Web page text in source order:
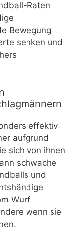
Raten
Bewegung
senken und
effektiv
aufgrund
sich von ihnen
schwache
und
Wurf
wenn sie